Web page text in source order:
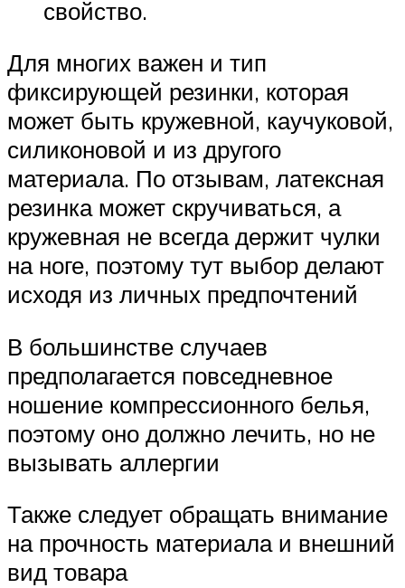
свойство.
Для многих важен и тип
фиксирующей резинки, которая
может быть кружевной, каучуковой,
силиконовой и из другого
материала. По отзывам, латексная
резинка может скручиваться, а
кружевная не всегда держит чулки
на ноге, поэтому тут выбор делают
исходя из личных предпочтений
В большинстве случаев
предполагается повседневное
ношение компрессионного белья,
поэтому оно должно лечить, но не
вызывать аллергии
Также следует обращать внимание
на прочность материала и внешний
вид товара